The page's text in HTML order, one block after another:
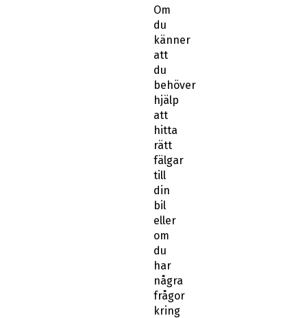
Om
du
känner
att
du
behöver
hjälp
att
hitta
rätt
fälgar
till
din
bil
eller
om
du
har
några
frågor
kring